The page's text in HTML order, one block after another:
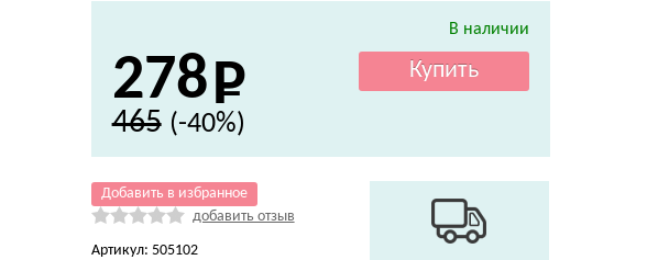
В наличии
278
465 (-40%)
Добавить в избранное
добавить отзыв
Артикул: 505102